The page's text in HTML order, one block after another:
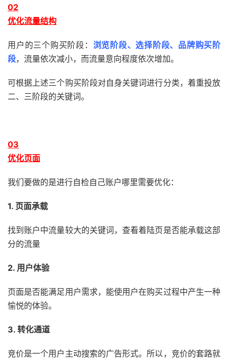
02
优化流量结构
用户的三个购买阶段： 浏览阶段、选择阶段、品牌购买阶
段，流量依次减小，而流量意向程度依次增加。
可根据上述三个购买阶段对自身关键词进行分类，着重投放
二、三阶段的关键词。
03
优化页面
我们要做的是进行自检自己账户哪里需要优化：
1. 页面承载
找到账户中流量较大的关键词，查看着陆页是否能承载这部
分的流量
2. 用户体验
页面是否能满足用户需求，能使用户在购买过程中产生一种
愉悦的体验。
3. 转化通道
竞价是一个用户主动搜索的广告形式。所以，竞价的套路就